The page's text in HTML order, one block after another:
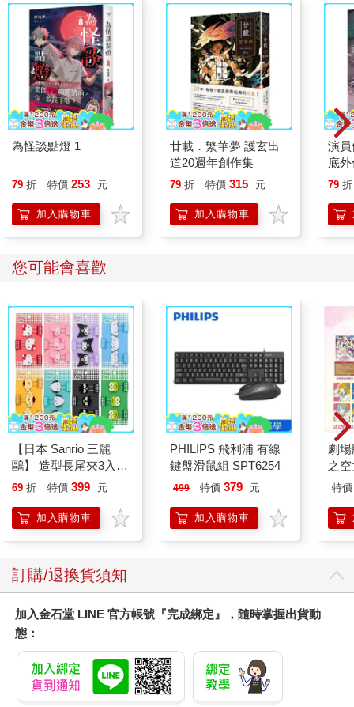
為怪談點燈 1
79 折 特價 253 元
加入購物車
廿載．繁華夢 護玄出
道20週年創作集
79 折 特價 315 元
加入購物車
演
底
79 折
您可能會喜歡
【日本 Sanrio 三麗
鷗】 造型長尾夾3入組
(8款可選) 凱蒂貓 Hello
企鵝
69 折 特價 399 元
加入購物車
PHILIPS 飛利浦 有線
鍵盤滑鼠組 SPT6254
499 特價 379 元
加入購物車
劇
之
樂
特價
訂購/退換貨須知
加入金石堂 LINE 官方帳號『完成綁定』，隨時掌握出貨動
態：